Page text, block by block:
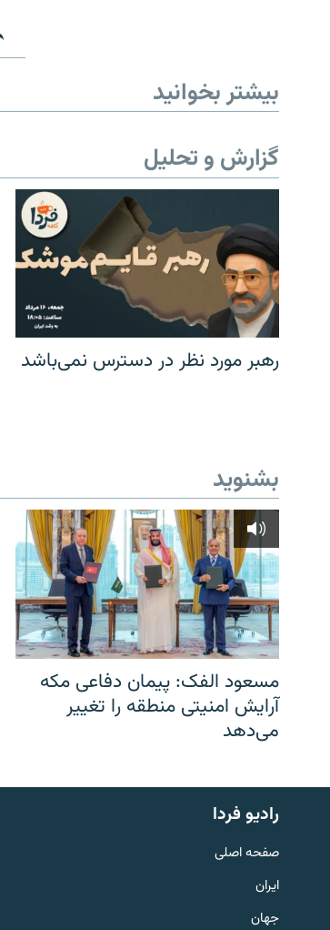
English
به ما بپیوندید
بیشتر بخوانید
گزارش و تحلیل
رهبر مورد نظر در دسترس نمی‌باشد
بشنوید
مسعود الفک: پیمان دفاعی مکه
آرایش امنیتی منطقه را تغییر
می‌دهد
رادیو فردا
صفحه اصلی
ایران
جهان